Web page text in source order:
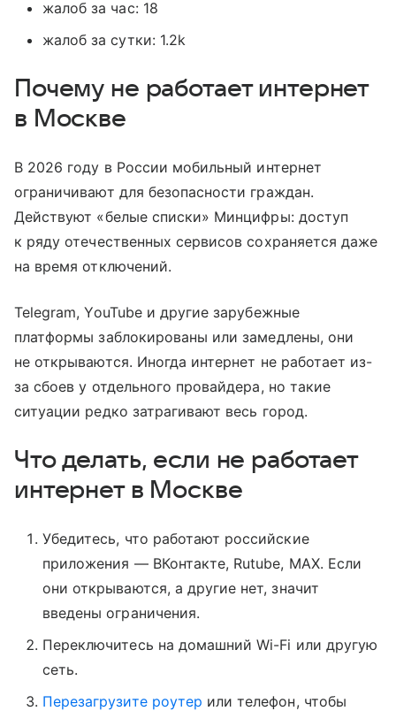
жалоб за час: 18
жалоб за сутки: 1.2k
Почему не работает интернет
в Москве
В 2026 году в России мобильный интернет
ограничивают для безопасности граждан.
Действуют «белые списки» Минцифры: доступ
к ряду отечественных сервисов сохраняется даже
на время отключений.
Telegram, YouTube и другие зарубежные
платформы заблокированы или замедлены, они
не открываются. Иногда интернет не работает из-
за сбоев у отдельного провайдера, но такие
ситуации редко затрагивают весь город.
Что делать, если не работает
интернет в Москве
Убедитесь, что работают российские
приложения — ВКонтакте, Rutube, MAX. Если
они открываются, а другие нет, значит
введены ограничения.
Переключитесь на домашний Wi-Fi или другую
сеть.
Перезагрузите роутер или телефон, чтобы